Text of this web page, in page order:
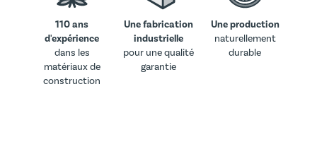
110 ans
d'expérience
dans les
matériaux de
construction
Une fabrication
industrielle
pour une qualité
garantie
Une production
naturellement
durable